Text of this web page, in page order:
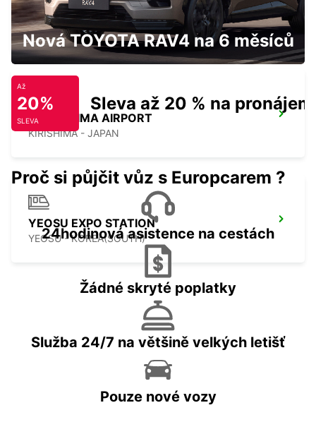
NAGASAKI AIRPORT
OMURA - JAPAN
KAGOSHIMA AIRPORT
KIRISHIMA - JAPAN
YEOSU EXPO STATION
YEOSU - KOREA(SOUTH)
Nová TOYOTA RAV4 na 6 měsíců
Až
20%
SLEVA
Sleva až 20 % na pronájem
Proč si půjčit vůz s Europcarem ?
24hodinová asistence na cestách
Žádné skryté poplatky
Služba 24/7 na většině velkých letišť
Pouze nové vozy